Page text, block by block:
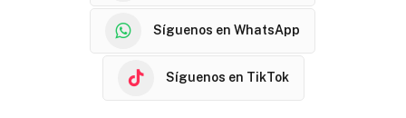
Síguenos en WhatsApp
Síguenos en TikTok